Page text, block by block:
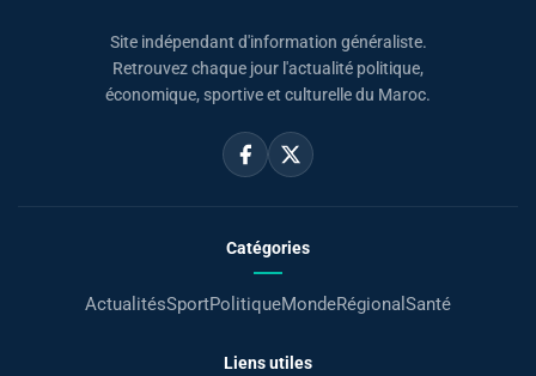
Site indépendant d'information généraliste.
Retrouvez chaque jour l'actualité politique,
économique, sportive et culturelle du Maroc.
Catégories
ActualitésSportPolitiqueMondeRégional Santé
Liens utiles